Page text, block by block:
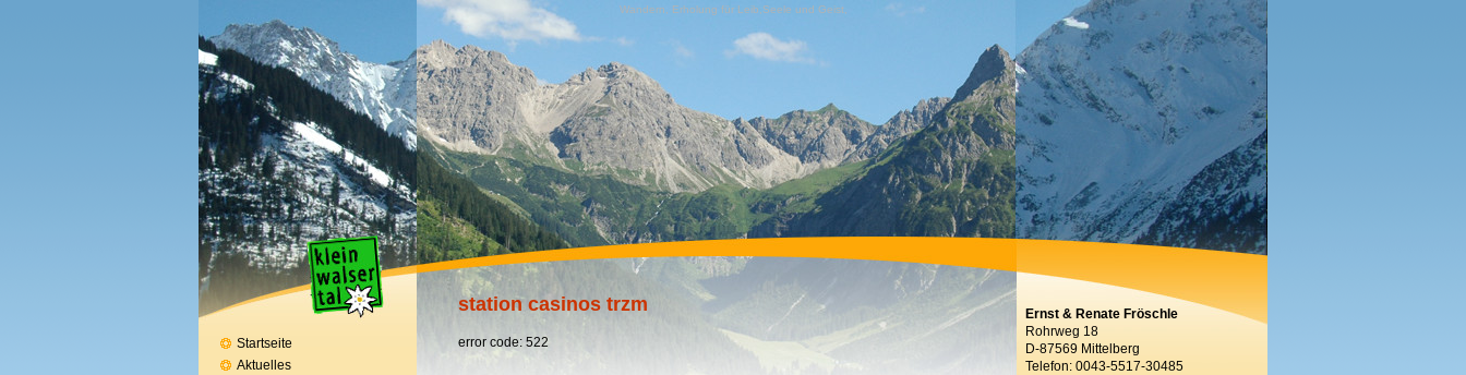
Wandern, Erholung für Leib,Seele und Geist,
station casinos trzm
error code: 522
Startseite
Aktuelles
Ernst & Renate Fröschle
Rohrweg 18
D-87569 Mittelberg
Telefon: 0043-5517-30485